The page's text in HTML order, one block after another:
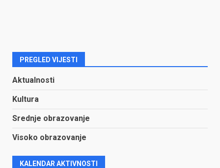
PREGLED VIJESTI
Aktualnosti
Kultura
Srednje obrazovanje
Visoko obrazovanje
KALENDAR AKTIVNOSTI